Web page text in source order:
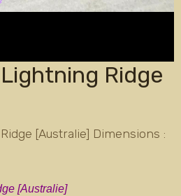
Ridge
[Australie] Dimensions :
[Australie]